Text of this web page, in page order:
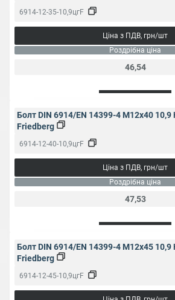
Вид різьби
Тип різьби
Розмір під
41
46
Народне
6914-12-35-10,9цгF
Ціна з ПДВ, грн/шт
Роздрібна ціна
46,54
Болт DIN 6914/EN 14399-4 M12x40 10,9
Friedberg
6914-12-40-10,9цгF
Ціна з ПДВ, грн/шт
Роздрібна ціна
47,53
Болт DIN 6914/EN 14399-4 M12x45 10,9
Friedberg
6914-12-45-10,9цгF